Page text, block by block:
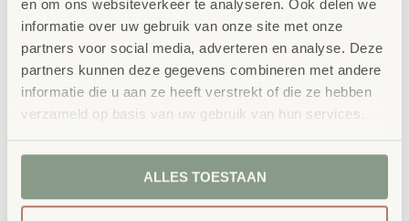
en om ons websiteverkeer te analyseren. Ook delen we
informatie over uw gebruik van onze site met onze
partners voor social media, adverteren en analyse. Deze
partners kunnen deze gegevens combineren met andere
informatie die u aan ze heeft verstrekt of die ze hebben
verzameld op basis van uw gebruik van hun services.
ALLES TOESTAAN
Afmeting opengevouwen: L = 50x50x50cm of maat S =
50x35x35cm
bestellen bij School
Concept